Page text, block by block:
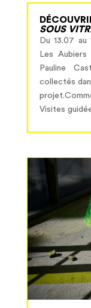
SOUS
Du 13.07
Les
Pauline
collectés
Visites